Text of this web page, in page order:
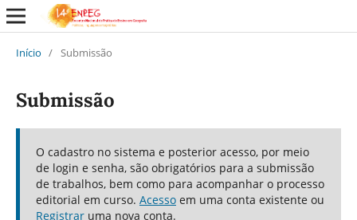
Início / Submissão
Submissão
O cadastro no sistema e posterior acesso, por meio
de login e senha, são obrigatórios para a submissão
de trabalhos, bem como para acompanhar o processo
editorial em curso. Acessoem uma conta existente ou
Registraruma nova conta.